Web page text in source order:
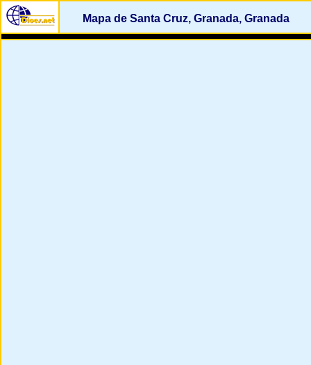
Mapa de Santa Cruz, Granada, Granada